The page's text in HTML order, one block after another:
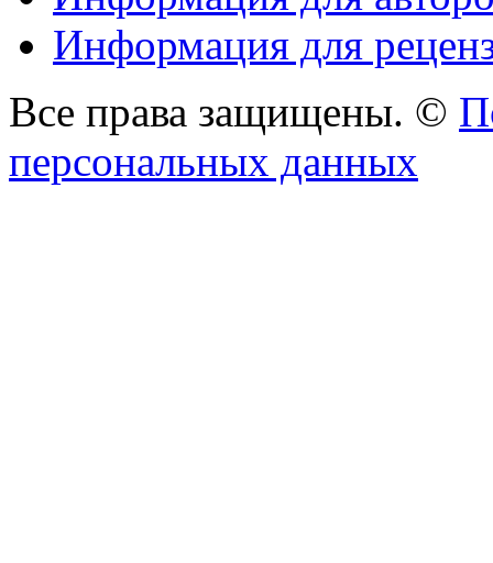
Информация для
Все права защищены. ©
персональных данных